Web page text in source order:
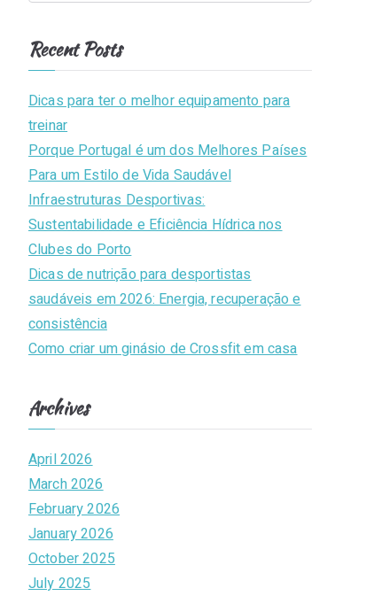
r
Recent Posts
Dicas para ter o melhor equipamento para
treinar
Porque Portugal é um dos Melhores Países
Para um Estilo de Vida Saudável
Infraestruturas Desportivas:
Sustentabilidade e Eficiência Hídrica nos
Clubes do Porto
Dicas de nutrição para desportistas
saudáveis em 2026: Energia, recuperação e
consistência
Como criar um ginásio de Crossfit em casa
Archives
April 2026
March 2026
February 2026
January 2026
October 2025
July 2025